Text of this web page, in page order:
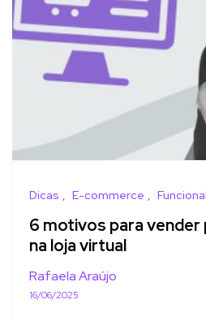
Dicas E-commerce
6 motivos para
na loja virtual
Rafaela Araújo
16/06/2025